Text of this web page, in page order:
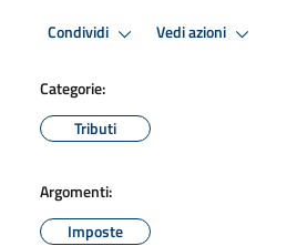
Condividi Vedi azioni
Categorie:
Tributi
Argomenti:
Imposte